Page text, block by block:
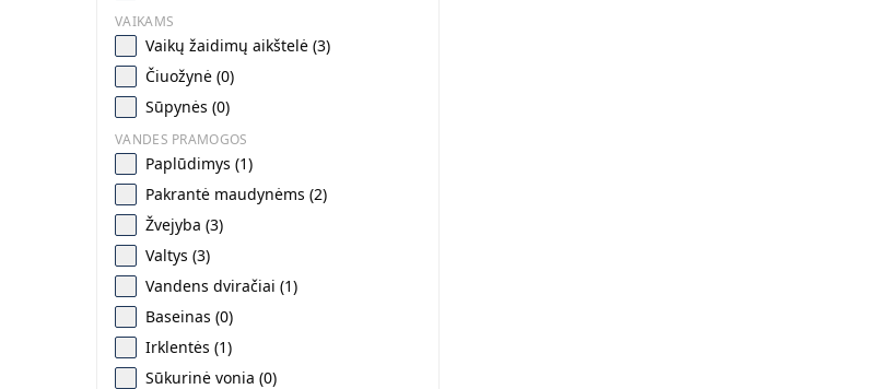
VAIKAMS
Vaikų žaidimų aikštelė (3)
Čiuožynė (0)
Sūpynės (0)
VANDES PRAMOGOS
Paplūdimys (1)
Pakrantė maudynėms (2)
Žvejyba (3)
Valtys (3)
Vandens dviračiai (1)
Baseinas (0)
Irklentės (1)
Sūkurinė vonia (0)